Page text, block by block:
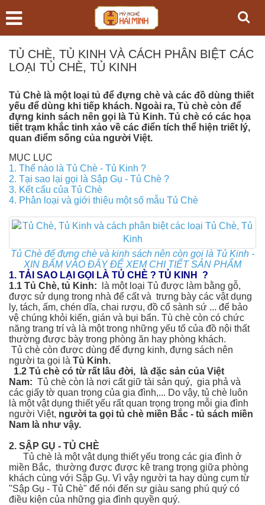
TỦ CHÈ, TỦ KINH VÀ CÁCH PHÂN BIỆT CÁC
LOẠI TỦ CHÈ, TỦ KINH
Tủ Chè là một loại tủ để đựng chè và các đồ dùng thiết
yếu để dùng khi tiếp khách. Ngoài ra, Tủ chè còn để
đựng kinh sách nên gọi là Tủ Kinh. Tủ chè có các họa
tiết trạm khắc tinh xảo về các điển tích thể hiện triết lý,
quan điểm sống của người Việt.
MỤC LỤC
1. Thế nào là Tủ Chè - Tủ Kinh ?
2. Tại sao lại gọi là Sập Gụ - Tủ Chè ?
3. Kết cấu của Tủ Chè
4. Phân loại và giới thiệu một số mẫu Tủ Chè
Tủ Chè để đựng chè và kinh sách nên còn gọi là Tủ Kinh -
XIN BẤM VÀO ĐÂY ĐỂ XEM CHI TIẾT SẢN PHẨM
1. TẢI SAO LẠI GỌI LÀ TỦ CHÈ ? TỦ KINH ?
1.1 Tủ Chè, tủ Kinh:
là một loại Tủ được làm bằng gỗ,
được sử dụng trong nhà để cất và trưng bày các vật dụng
ly, tách, ấm, chén dĩa, chai rượu, đồ cổ sành sứ ... để bảo
vệ chúng khỏi kiến, gián và bụi bẩn. Tù chè còn có chức
năng trang trí và là một trong những yếu tố của đồ nội thất
thường được bày trong phòng ăn hay phòng khách.
Tủ chè còn được dùng để đựng kinh, đựng sách nên
người ta gọi là Tủ Kinh.
1.2 Tủ chè có từ rất lâu đời, là đặc sản của Việt
Nam: Tủ chè còn là nơi cất giữ tài sản quý, gia phả và
các giấy tờ quan trọng của gia đình,... Do vậy, tủ chè luôn
là một vật dụng thiết yếu rất quan trọng trong mỗi gia đình
người Việt, người ta gọi tủ chè miền Bắc - tủ sách miền
Nam là như vậy.
2. SẬP GỤ - TỦ CHÈ
Tủ chè là một vật dụng thiết yếu trong các gia đình ở
miền Bắc, thường được được kê trang trọng giữa phòng
khách cùng với Sập Gụ. Vì vậy người ta hay dùng cụm từ
"Sập Gụ - Tủ Chè" để nói đến sự giàu sang phú quý có
điều kiện của những gia đình quyền quý.